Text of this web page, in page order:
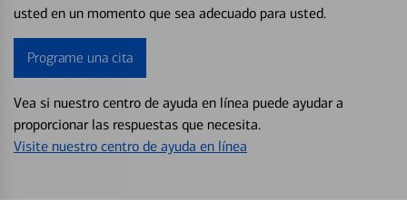
usted en un momento que sea adecuado para usted.
Programe una cita
Vea si nuestro centro de ayuda en línea puede ayudar a
proporcionar las respuestas que necesita.
Visite nuestro centro de ayuda en línea